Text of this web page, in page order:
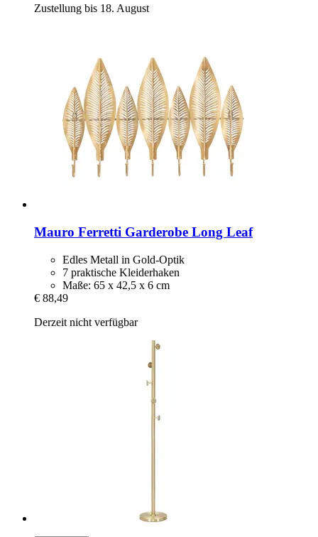
Zustellung bis 18. August
Mauro Ferretti Garderobe Long Leaf
Edles Metall in Gold-Optik
7 praktische Kleiderhaken
Maße: 65 x 42,5 x 6 cm
€ 88,49
Derzeit nicht verfügbar